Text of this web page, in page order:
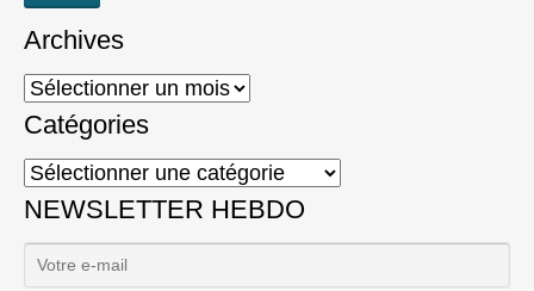
Archives
Archives
Catégories
Catégories
NEWSLETTER HEBDO